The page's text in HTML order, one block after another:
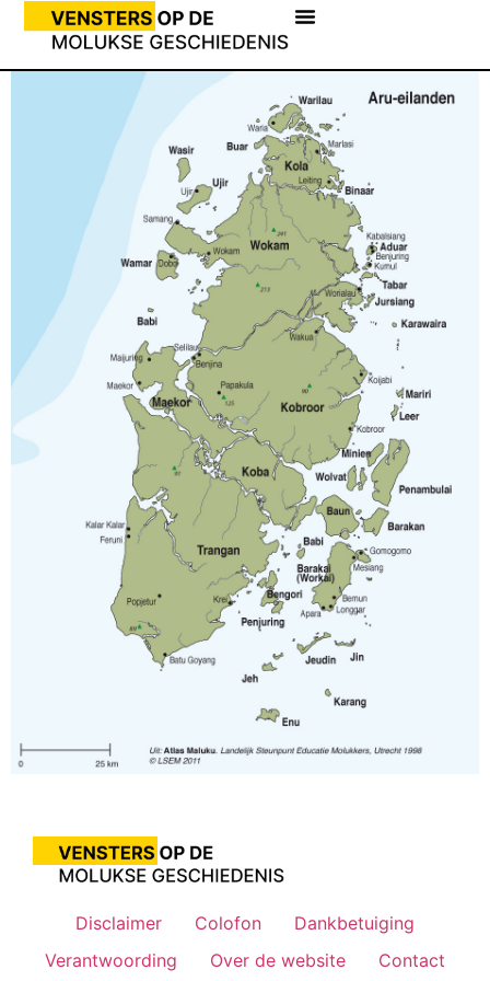
Disclaimer Colofon
Dankbetuiging
Verantwoording
Over de website Contact